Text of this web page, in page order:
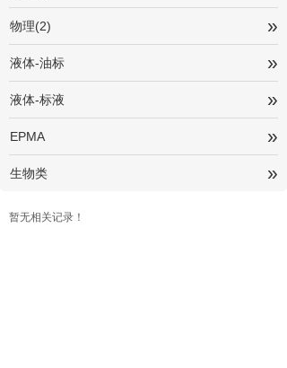
物理(2) »
液体-油标 »
液体-标液 »
EPMA »
生物类 »
暂无相关记录！